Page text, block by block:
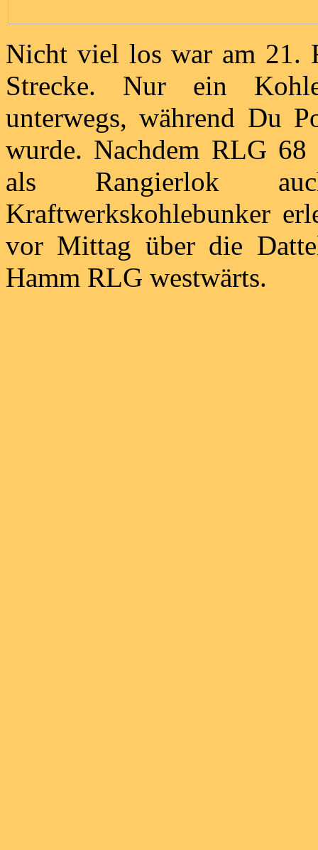
Nicht viel los war am 21.
Strecke. Nur ein
unterwegs, während Du
wurde. Nachdem RLG
als Rangierlok
Kraftwerkskohlebunker
vor Mittag über die
Hamm RLG westwärts.